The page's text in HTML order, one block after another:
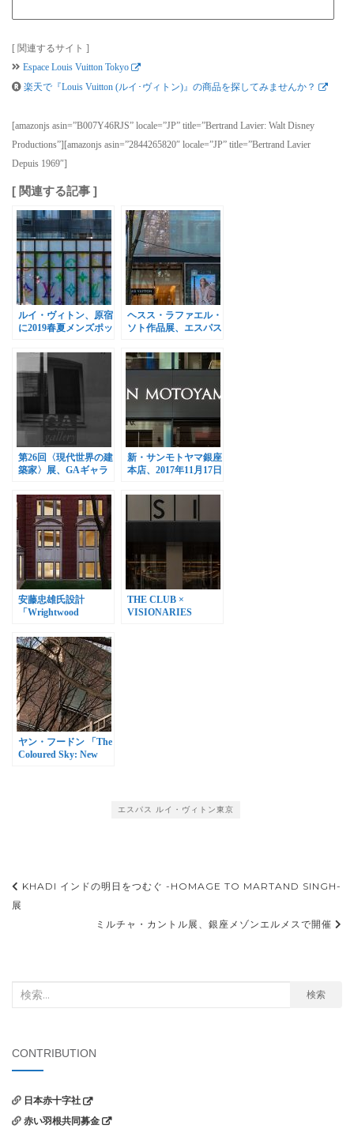
[ 関連するサイト ]
Espace Louis Vuitton Tokyo
楽天で『Louis Vuitton (ルイ･ヴィトン)』の商品を探してみませんか？
[amazonjs asin=”B007Y46RJS” locale=”JP” title=”Bertrand Lavier: Walt Disney
Productions”][amazonjs asin=”2844265820″ locale=”JP” title=”Bertrand Lavier
Depuis 1969″]
[ 関連する記事 ]
ルイ・ヴィトン、原宿
に2019春夏メンズポッ
あり]
ヘスス・ラファエル・
ソト作品展、エスパス
開催
第26回〈現代世界の建
築家〉展、GAギャラ
新・サンモトヤマ銀座
本店、2017年11月17日
安藤忠雄氏設計
「Wrightwood
日オープン
THE CLUB ×
VISIONARIES
ヤン・フードン 「The
Coloured Sky: New
エスパス ルイ・ヴィトン東京
投
稿
ゲ
ー
ョ
ン
KHADI インドの明日をつむぐ -HOMAGE TO MARTAND SINGH-
展
ミルチャ・カントル展、銀座メゾンエルメスで開催
象:
検索
CONTRIBUTION
日本赤十字社
赤い羽根共同募金